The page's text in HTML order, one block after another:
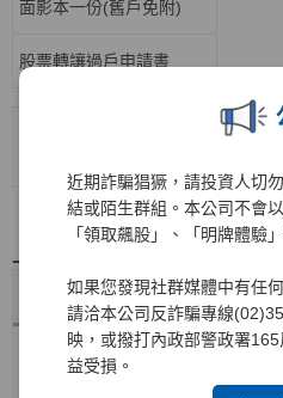
近期詐騙猖獗，請投資人切
結或陌生群組。本公司不會
「領取飆股」、「明牌體驗
如果您發現社群媒體中有任
請洽本公司反詐騙專線
映，或撥打內政部警政署
益受損。
面影本一份(舊戶免附)
股票轉讓過戶申請書
應備文件
出讓人原留印鑑(已蓋妥者